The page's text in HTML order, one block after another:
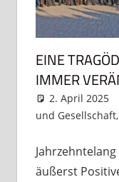
EINE
IMMER
2. April 2025
und Gesellschaft,
äußerst